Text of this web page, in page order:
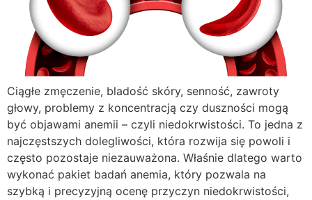
Ciągłe zmęczenie, bladość skóry, senność, zawroty
głowy, problemy z koncentracją czy duszności mogą
być objawami anemii – czyli niedokrwistości. To jedna z
najczęstszych dolegliwości, która rozwija się powoli i
często pozostaje niezauważona. Właśnie dlatego warto
wykonać pakiet badań anemia, który pozwala na
szybką i precyzyjną ocenę przyczyn niedokrwistości,